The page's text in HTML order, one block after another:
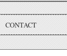
CONTACT